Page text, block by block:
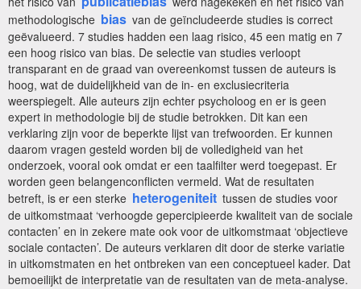
methodologische bias van de geïncludeerde studies is correct
geëvalueerd. 7 studies hadden een laag risico, 45 een matig en 7
een hoog risico van bias. De selectie van studies verloopt
transparant en de graad van overeenkomst tussen de auteurs is
hoog, wat de duidelijkheid van de in- en exclusiecriteria
weerspiegelt. Alle auteurs zijn echter psycholoog en er is geen
expert in methodologie bij de studie betrokken. Dit kan een
verklaring zijn voor de beperkte lijst van trefwoorden. Er kunnen
daarom vragen gesteld worden bij de volledigheid van het
onderzoek, vooral ook omdat er een taalfilter werd toegepast. Er
worden geen belangenconflicten vermeld. Wat de resultaten
betreft, is er een sterke heterogeniteit tussen de studies voor
de uitkomstmaat ‘verhoogde gepercipieerde kwaliteit van de sociale
contacten’ en in zekere mate ook voor de uitkomstmaat ‘objectieve
sociale contacten’. De auteurs verklaren dit door de sterke variatie
in uitkomstmaten en het ontbreken van een conceptueel kader. Dat
bemoeilijkt de interpretatie van de resultaten van de meta-analyse.